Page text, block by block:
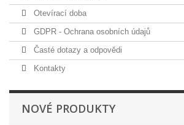
Otevírací doba
GDPR - Ochrana osobních údajů
Časté dotazy a odpovědi
Kontakty
NOVÉ PRODUKTY